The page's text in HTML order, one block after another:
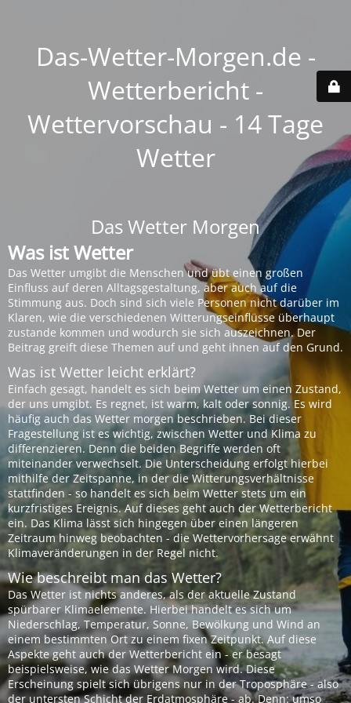
Das-Wetter-Morgen.de -
Wetterbericht -
Wettervorschau - 14 Tage
Wetter
Das Wetter Morgen
Was ist Wetter
Das Wetter umgibt die Menschen und übt einen großen
Einfluss auf deren Alltagsgestaltung, aber auch auf die
Stimmung aus. Doch sind sich viele Personen nicht darüber im
Klaren, wie die verschiedenen Witterungseinflüsse überhaupt
zustande kommen und wodurch sie sich auszeichnen. Der
Beitrag greift diese Themen auf und geht ihnen auf den Grund.
Was ist Wetter leicht erklärt?
Einfach gesagt, handelt es sich beim Wetter um einen Zustand,
der uns umgibt. Es regnet, ist warm, kalt oder sonnig. Es wird
häufig auch das Wetter morgen beschrieben. Bei dieser
Fragestellung ist es wichtig, zwischen Wetter und Klima zu
differenzieren. Denn die beiden Begriffe werden oft
miteinander verwechselt. Die Unterscheidung erfolgt hierbei
mithilfe der Zeitspanne, in der die Witterungsverhältnisse
stattfinden - so handelt es sich beim Wetter stets um ein
kurzfristiges Ereignis. Auf dieses geht auch der Wetterbericht
ein. Das Klima lässt sich hingegen über einen längeren
Zeitraum hinweg beobachten - die Wettervorhersage erwähnt
Klimaveränderungen in der Regel nicht.
Wie beschreibt man das Wetter?
Das Wetter ist nichts anderes, als der aktuelle Zustand
spürbarer Klimaelemente. Hierbei handelt es sich um
Niederschlag, Temperatur, Sonne, Bewölkung und Wind an
einem bestimmten Ort zu einem fixen Zeitpunkt. Auf diese
Aspekte geht auch der Wetterbericht ein - er besagt
beispielsweise, wie das Wetter Morgen wird. Diese
Erscheinung spielt sich übrigens nur in der Troposphäre - also
der untersten Schicht der Erdatmosphäre - ab. Denn: umso